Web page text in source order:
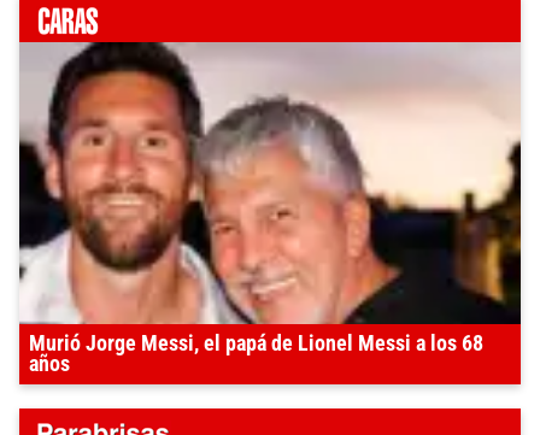
Murió Jorge Messi, el papá de Lionel Messi a los 68
años